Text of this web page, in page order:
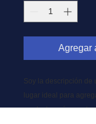
Agregar
Soy la descripción de
lugar ideal para
producto, así como